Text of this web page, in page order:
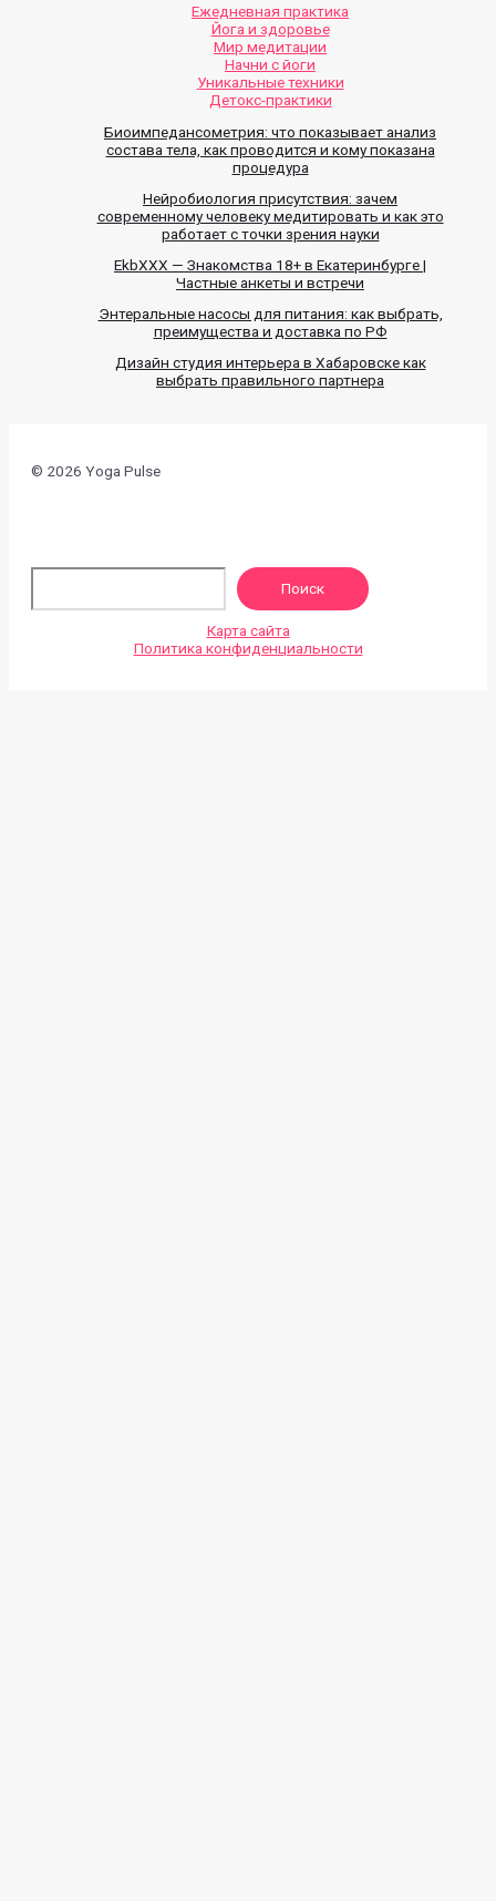
Ежедневная практика
Йога и здоровье
Мир медитации
Начни с йоги
Уникальные техники
Детокс-практики
Биоимпедансометрия: что показывает анализ
состава тела, как проводится и кому показана
процедура
Нейробиология присутствия: зачем
современному человеку медитировать и как это
работает с точки зрения науки
EkbXXX — Знакомства 18+ в Екатеринбурге |
Частные анкеты и встречи
Энтеральные насосы для питания: как выбрать,
преимущества и доставка по РФ
Дизайн студия интерьера в Хабаровске как
выбрать правильного партнера
© 2026 Yoga Pulse
Поиск
Карта сайта
Политика конфиденциальности